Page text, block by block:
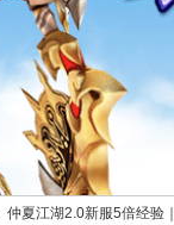
仲夏江湖2.0新服5倍经验